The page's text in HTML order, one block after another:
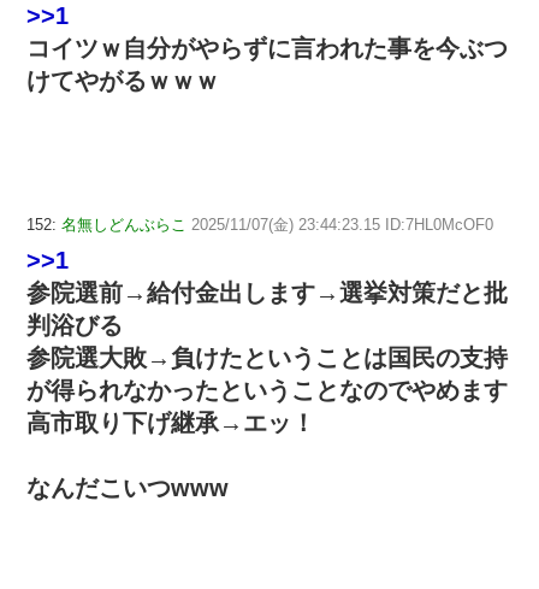
>>1
コイツｗ自分がやらずに言われた事を今ぶつ
けてやがるｗｗｗ
152: 名無しどんぶらこ 2025/11/07(金) 23:44:23.15 ID:7HL0McOF0
>>1
参院選前→給付金出します→選挙対策だと批
判浴びる
参院選大敗→負けたということは国民の支持
が得られなかったということなのでやめます
高市取り下げ継承→エッ！
なんだこいつwww